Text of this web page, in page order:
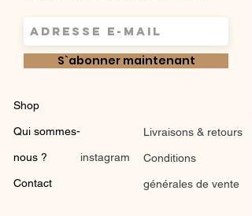
S`abonner maintenant
Shop
Qui sommes-
nous ?
Contact
instagram
Livraisons & retours
Conditions
générales de vente